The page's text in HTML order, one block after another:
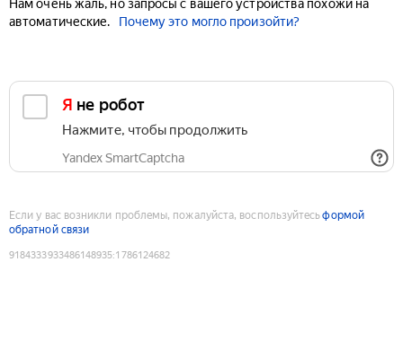
Нам очень жаль, но запросы с вашего устройства похожи на
автоматические.
Почему это могло произойти?
Я не робот
Нажмите, чтобы продолжить
Yandex SmartCaptcha
Если у вас возникли проблемы, пожалуйста, воспользуйтесьформой
обратной связи
9184333933486148935:1786124682